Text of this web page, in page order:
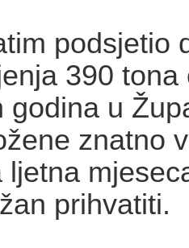
podsjetio
390
godina u
znatno
ljetna
prihvatiti.